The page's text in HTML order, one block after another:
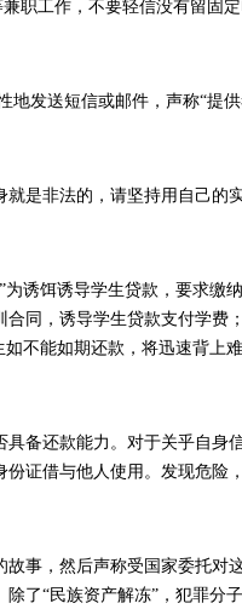
职工作，不要轻信没有留固
发送短信或邮件，声称“提供
是非法的，请坚持用自己的实
诱饵诱导学生贷款，要求缴
同，诱导学生贷款支付学费
不能如期还款，将迅速背上
备还款能力。对于关乎自身
证借与他人使用。发现危险
事，然后声称受国家委托对
了“民族资产解冻”，犯罪分